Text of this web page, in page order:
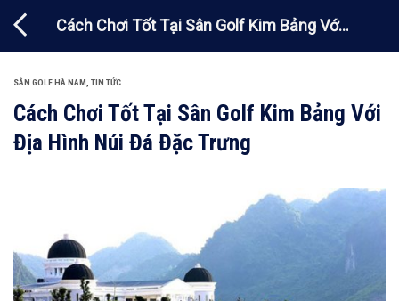
đến
Cách Chơi Tốt Tại Sân Golf Kim Bảng Với
Địa Hình Núi Đá Đặc Trưng
SÂN GOLF HÀ NAM TIN TỨC
Cách Chơi Tốt Tại Sân Golf Kim Bảng Với
Địa Hình Núi Đá Đặc Trưng